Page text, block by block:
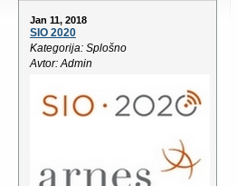
Jan 11, 2018
SIO 2020
Kategorija: Splošno
Avtor: Admin